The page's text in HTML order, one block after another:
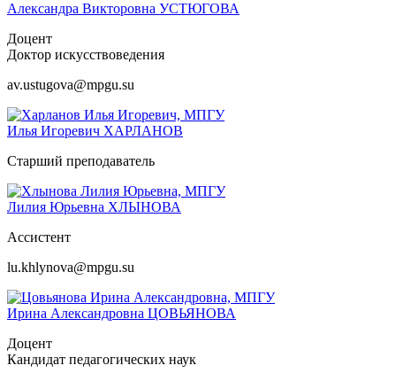
Александра Викторовна УСТЮГОВА
Доцент
Доктор искусствоведения
av.ustugova@mpgu.su
Илья Игоревич ХАРЛАНОВ
Старший преподаватель
Лилия Юрьевна ХЛЫНОВА
Ассистент
lu.khlynova@mpgu.su
Ирина Александровна ЦОВЬЯНОВА
Доцент
Кандидат педагогических наук